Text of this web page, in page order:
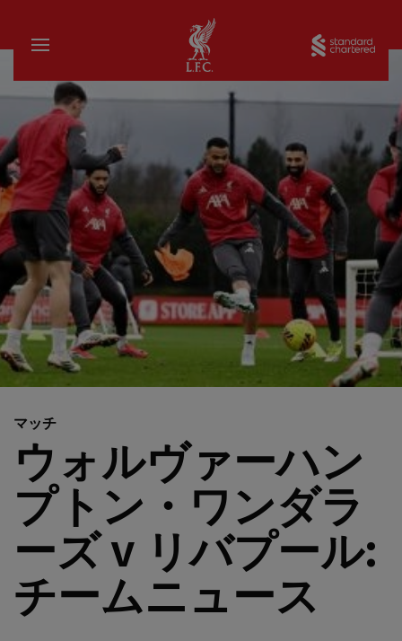
家
マッチ
ウォルヴァーハン
プトン・ワンダラ
ーズ v リバプール:
チームニュース